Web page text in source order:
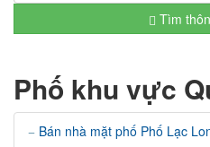
Tìm
Phố khu vực
Bán nhà mặt phố Phố Lạc